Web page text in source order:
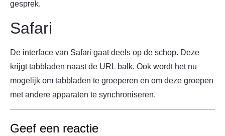
gesprek.
Safari
De interface van Safari gaat deels op de schop. Deze
krijgt tabbladen naast de URL balk. Ook wordt het nu
mogelijk om tabbladen te groeperen en om deze groepen
met andere apparaten te synchroniseren.
Geef een reactie